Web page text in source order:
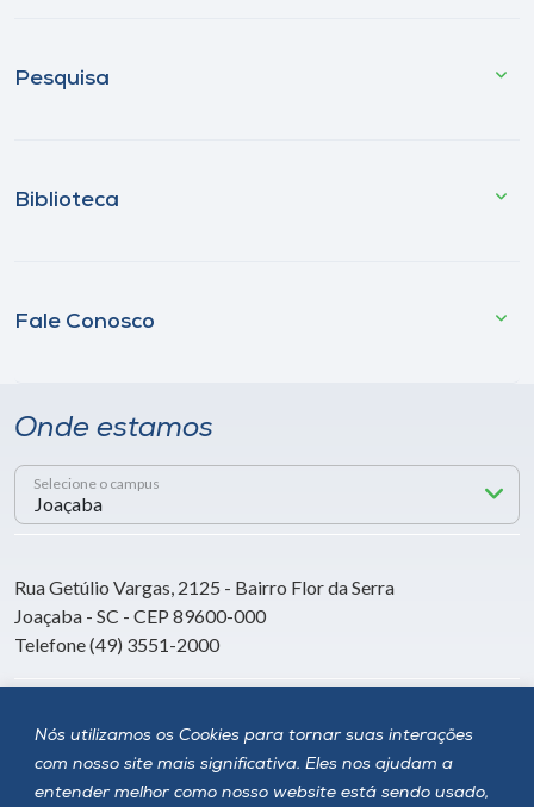
Nós utilizamos os Cookies para tornar suas interações
com nosso site mais significativa. Eles nos ajudam a
entender melhor como nosso website está sendo usado,
Pesquisa
Biblioteca
Fale Conosco
Onde estamos
Selecione o campus
Rua Getúlio Vargas, 2125 - Bairro Flor da Serra
Joaçaba - SC - CEP 89600-000
Telefone (49) 3551-2000
Siga a Unoesc